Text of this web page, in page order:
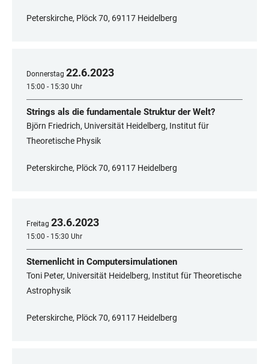
Peterskirche, Plöck 70, 69117 Heidelberg
Donnerstag 22.6.2023
15:00 - 15:30 Uhr
Strings als die fundamentale Struktur der Welt?
Björn Friedrich, Universität Heidelberg, Institut für
Theoretische Physik
Peterskirche, Plöck 70, 69117 Heidelberg
Freitag 23.6.2023
15:00 - 15:30 Uhr
Sternenlicht in Computersimulationen
Toni Peter, Universität Heidelberg, Institut für Theoretische
Astrophysik
Peterskirche, Plöck 70, 69117 Heidelberg